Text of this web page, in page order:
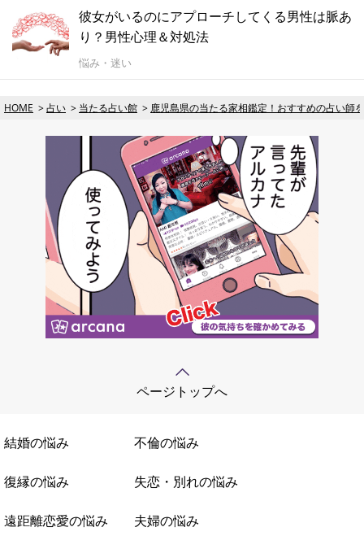
彼女がいるのにアプローチしてくる男性は脈あ
り？男性心理＆対処法
悩み・迷い
HOME 占い 当たる占い館 鹿児島県の当たる家相鑑定！おすすめの占い師
ページトップへ
結婚の悩み 不倫の悩み
復縁の悩み 失恋・別れの悩み
遠距離恋愛の悩み 夫婦の悩み